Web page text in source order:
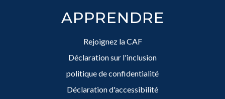
APPRENDRE
Rejoignez la CAF
Déclaration sur l'inclusion
politique de confidentialité
Déclaration d'accessibilité